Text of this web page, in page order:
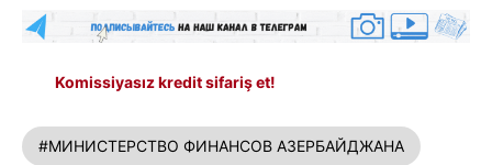
Komissiyasız kredit sifariş et!
#МИНИСТЕРСТВО ФИНАНСОВ АЗЕРБАЙДЖАНА